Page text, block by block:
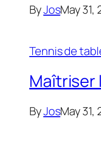
ByJosMay 31,
Tennis de
Maîtriser
ByJosMay 31,